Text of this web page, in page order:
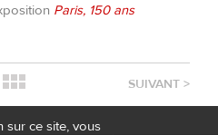
Paris, 150 ans
SUIVANT >
sur ce site, vous